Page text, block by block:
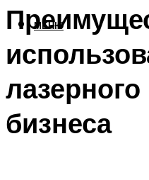
МЕНЮ
бизнеса